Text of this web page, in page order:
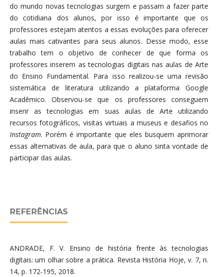
do mundo novas tecnologias surgem e passam a fazer parte
do cotidiana dos alunos, por isso é importante que os
professores estejam atentos a essas evoluções para oferecer
aulas mais cativantes para seus alunos. Desse modo, esse
trabalho tem o objetivo de conhecer de que forma os
professores inserem as tecnologias digitais nas aulas de Arte
do Ensino Fundamental. Para isso realizou-se uma revisão
sistemática de literatura utilizando a plataforma Google
Acadêmico. Observou-se que os professores conseguem
inserir as tecnologias em suas aulas de Arte utilizando
recursos fotográficos, visitas virtuais a museus e desafios no
Instagram. Porém é importante que eles busquem aprimorar
essas alternativas de aula, para que o aluno sinta vontade de
participar das aulas.
REFERÊNCIAS
ANDRADE, F. V. Ensino de história frente às tecnologias
digitais: um olhar sobre a prática. Revista História Hoje, v. 7, n.
14, p. 172-195, 2018.